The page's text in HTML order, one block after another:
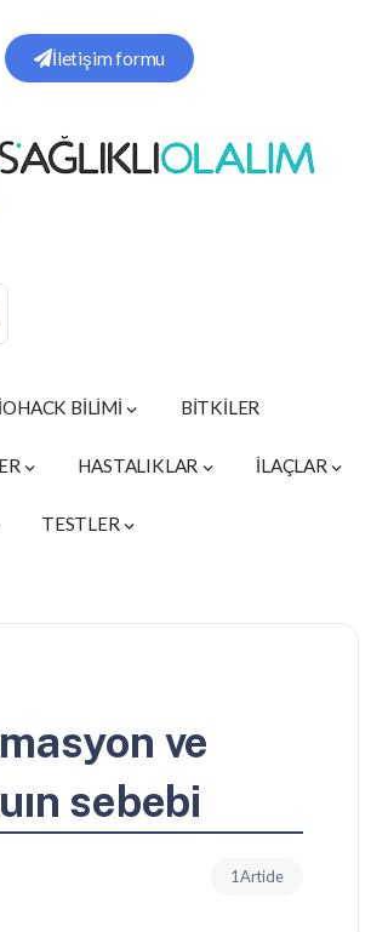
İletişim formu
BİLİMİ BİTKİLER
HASTALIKLAR İLAÇLAR
TESTLER
ve
sebebi
1 Article